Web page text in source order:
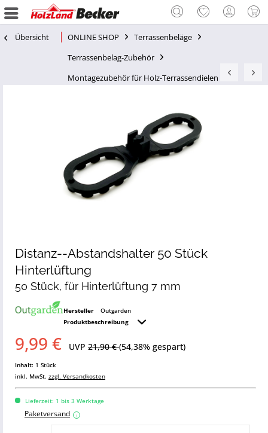
Übersicht ONLINE SHOP
Terrassenbeläge
Terrassenbelag-Zubehör
Montagezubehör für Holz-Terrassendielen
Distanz--Abstandshalter 50 Stück
Hinterlüftung
50 Stück, für Hinterlüftung 7 mm
Hersteller
Outgarden
Produktbeschreibung
9,99 € UVP 21,90 €(54,38% gespart)
Inhalt: 1 Stück
inkl. MwSt. zzgl. Versandkosten
Lieferzeit: 1 bis 3 Werktage
Paketversand i